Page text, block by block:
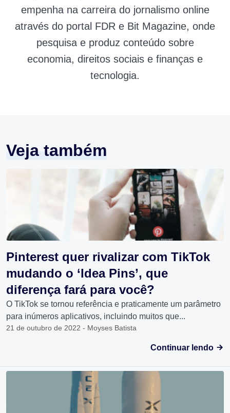
empenha na carreira do jornalismo online
através do portal FDR e Bit Magazine, onde
pesquisa e produz conteúdo sobre
economia, direitos sociais e finanças e
tecnologia.
Veja também
Pinterest quer rivalizar com TikTok
mudando o ‘Idea Pins’, que
diferença fará para você?
O TikTok se tornou referência e praticamente um parâmetro
para inúmeros aplicativos, incluindo muitos que...
21 de outubro de 2022 - Moyses Batista
Continuar lendo